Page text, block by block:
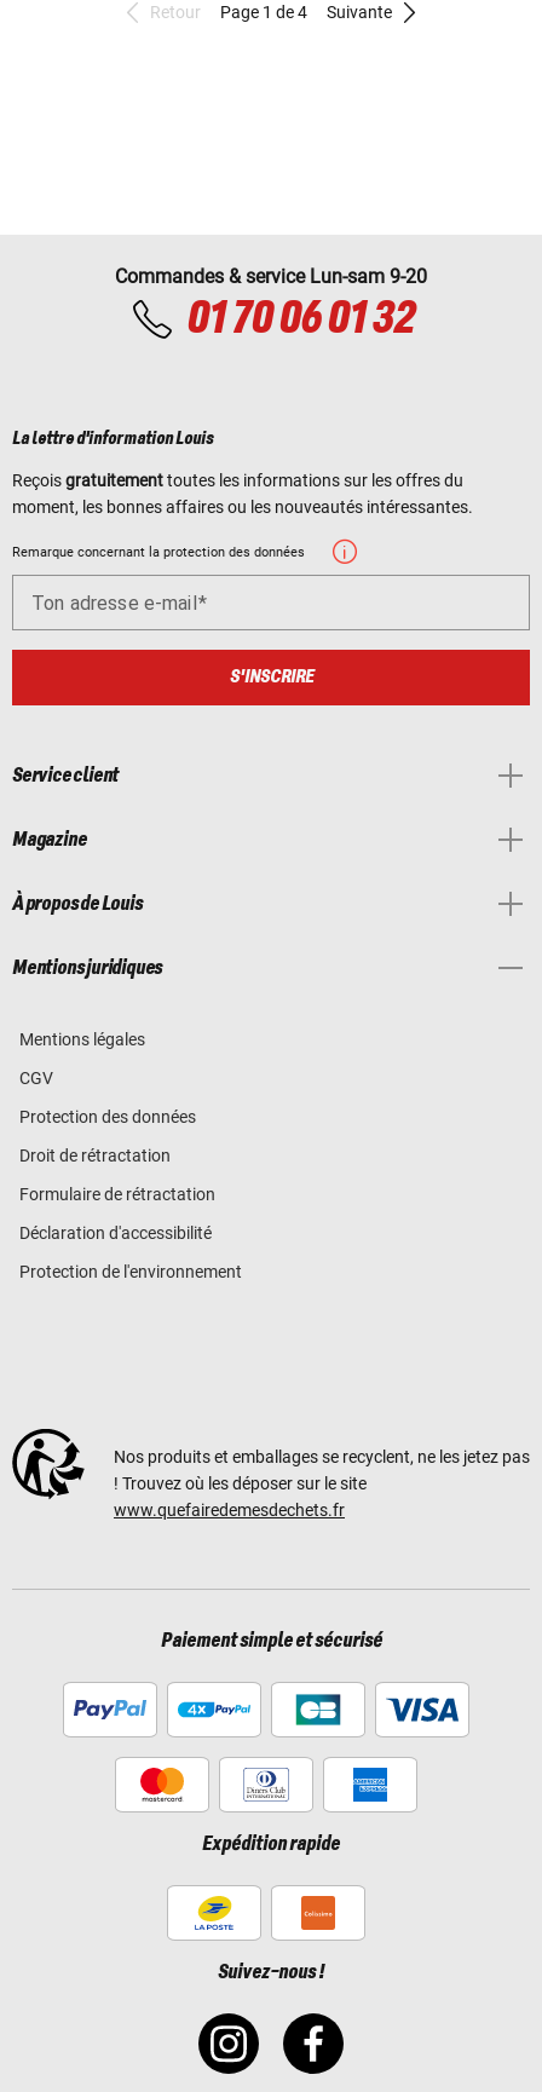
Retour Page 1 de 4 Suivante
Commandes & service Lun-sam 9-20
01 70 06 01 32
La lettre d'information Louis
Reçoisgratuitementtoutes les informations sur les offres du
moment, les bonnes affaires ou les nouveautés intéressantes.
Remarque concernant la protection des données
Ton adresse e-mail
S'INSCRIRE
Service client
Magazine
À propos de Louis
Mentions juridiques
Mentions légales
CGV
Protection des données
Droit de rétractation
Formulaire de rétractation
Déclaration d'accessibilité
Protection de l'environnement
Nos produits et emballages se recyclent, ne les jetez pas
! Trouvez où les déposer sur le site
www.quefairedemesdechets.fr
Paiement simple et sécurisé
Expédition rapide
Suivez-nous !